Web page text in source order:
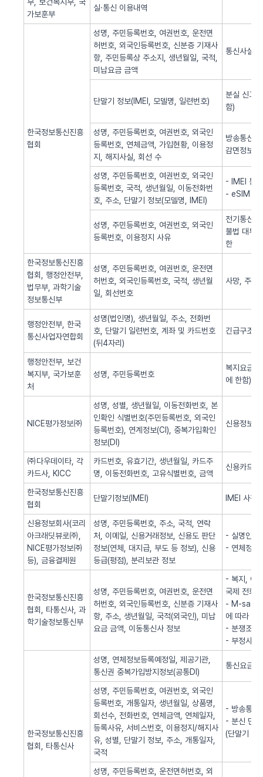
가보훈부
실·통신 이용내역
한국정보통신진흥
협회
성명, 주민등록번호, 여권번호, 운전면
허번호, 외국인등록번호, 신분증 기재사
항, 주민등록상 주소지, 생년월일, 국적,
미납요금 금액
통신사실
단말기 정보(IMEI, 모델명, 일련번호)
분실 신고
함)
성명, 주민등록번호, 여권번호, 외국인
등록번호, 연체금액, 가입현황, 이용정
지, 해지사실, 회선 수
방송통신
감면정보
성명, 주민등록번호, 여권번호, 외국인
등록번호, 국적, 생년월일, 이동전화번
호, 주소, 단말기 정보(모델명, IMEI)
- IMEI 통
- eSIM 동
성명, 주민등록번호, 여권번호, 외국인
등록번호, 이용정지 사유
전기통신
불법 대부
한
한국정보통신진흥
협회, 행정안전부,
법무부, 과학기술
정보통신부
성명, 주민등록번호, 여권번호, 운전면
허번호, 외국인등록번호, 국적, 생년월
일, 회선번호
사망, 주민
행정안전부, 한국
통신사업자연합회
성명(법인명), 생년월일, 주소, 전화번
호, 단말기 일련번호, 계좌 및 카드번호
(뒤4자리)
긴급구조(
행정안전부, 보건
복지부, 국가보훈
처
성명, 주민등록번호
복지요금
에 한함)
NICE평가정보㈜
성명, 성별, 생년월일, 이동전화번호, 본
인확인 식별번호(주민등록번호, 외국인
등록번호), 연계정보(CI), 중복가입확인
정보(DI)
신용정보
㈜다우데이타, 각
카드사, KICC
카드번호, 유효기간, 생년월일, 카드주
명, 이동전화번호, 고유식별번호, 금액
신용카드
한국정보통신진흥
협회
단말기정보(IMEI) IMEI 사전
신용정보회사(코리
아크래딧뷰로㈜,
NICE평가정보㈜
등), 금융결제원
성명, 주민등록번호, 주소, 국적, 연락
처, 이메일, 신용거래정보, 신용도 판단
정보(연체, 대지급, 부도 등 정보), 신용
등급(평점), 분리보관 정보
- 실명인증
- 연체정보
한국정보통신진흥
협회, 타통신사, 과
학기술정보통신부
성명, 주민등록번호, 여권번호, 운전면
허번호, 외국인등록번호, 신분증 기재사
항, 주소, 생년월일, 국적(외국인), 미납
요금 금액, 이동통신사 정보
- 복지, 이
국제 전화
- M-safer
에 따라
- 분쟁조정
- 부정사용
한국정보통신진흥
협회, 타통신사
성명, 연체정보등록예정일, 제공기관,
통신권 중복가입방지정보(공통DI)
통신요금
성명, 주민등록번호, 여권번호, 외국인
등록번호, 개통일자, 생년월일, 상품명,
회선수, 전화번호, 연체금액, 연체일자,
등록사유, 서비스번호, 이용정지/해지사
유, 성별, 단말기 정보, 주소, 개통일자,
국적
- 방송통신
- 분신 단
(단말기 분
성명, 주민등록번호, 운전면허번호, 외